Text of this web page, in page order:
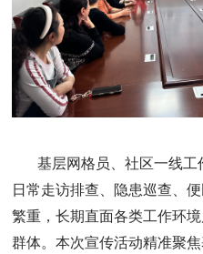
基层网格员、社区一线工
日常走访排查、隐患巡查、
繁重，长期直面各类工作环
群体。本次宣传活动精准聚